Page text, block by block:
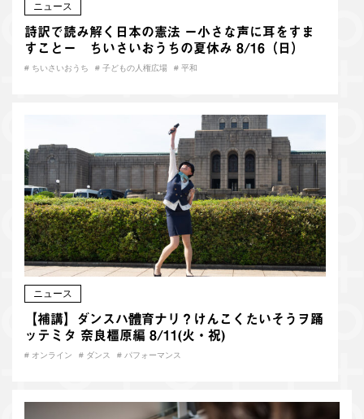
ニュース
詩訳で読み解く日本の憲法 ー小さな声に耳をすま
すことー ちいさいおうちの夏休み 8/16（日）
# ちいさいおうち # 子どもの人権広場 # 平和
ニュース
【補講】ダンスハ體育ナリ？けんこくたいそうヲ踊
ッテミタ 奈良橿原編 8/11(火・祝)
# オンライン # ダンス # パフォーマンス